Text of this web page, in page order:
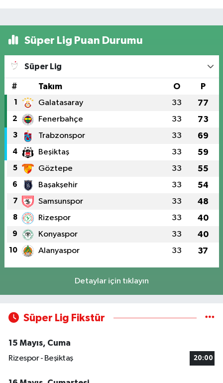
Süper Lig Puan Durumu
Süper Lig
# Takım O P
1 Galatasaray 33 77
2 Fenerbahçe 33 73
3 Trabzonspor 33 69
4 Beşiktaş 33 59
5 Göztepe 33 55
6 Başakşehir 33 54
7 Samsunspor 33 48
8 Rizespor 33 40
9 Konyaspor 33 40
10 Alanyaspor 33 37
Detaylar için tıklayın
Süper Lig Fikstür
15 Mayıs, Cuma
Rizespor - Beşiktaş
20:00